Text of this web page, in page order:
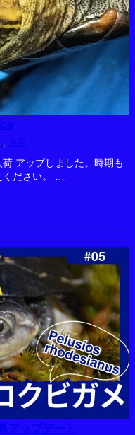
入荷
アップしました。時期も
ださい。 …
アップデート